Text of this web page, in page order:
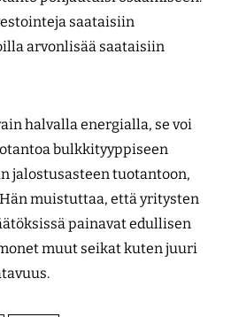
saataisiin
arvonlisää saataisiin
halvalla energialla, se voi
bulkkityyppiseen
jalostusasteen tuotantoon,
muistuttaa, että yritysten
painavat edullisen
muut seikat kuten juuri